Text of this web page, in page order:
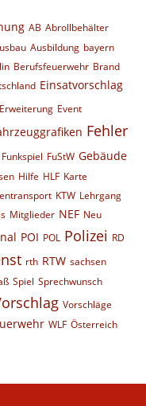
AB Abrollbehälter
Ausbildung bayern
Berufsfeuerwehr Brand
Einsatvorschlag
Erweiterung Event
Fehler
Funkspiel FuStW Gebäude
Hilfe HLF Karte
KTW Lehrgang
Mitglieder NEF Neu
POI POL Polizei RD
rth RTW sachsen
Spiel Sprechwunsch
Vorschläge
WLF Österreich